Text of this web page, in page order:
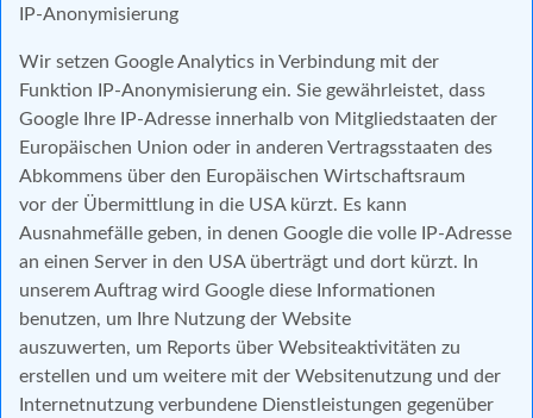
IP-Anonymisierung
Wir setzen Google Analytics in Verbindung mit der
Funktion IP-Anonymisierung ein. Sie gewährleistet, dass
Google Ihre IP-Adresse innerhalb von Mitgliedstaaten der
Europäischen Union oder in anderen Vertragsstaaten des
Abkommens über den Europäischen Wirtschaftsraum
vor der Übermittlung in die USA kürzt. Es kann
Ausnahmefälle geben, in denen Google die volle IP-Adresse
an einen Server in den USA überträgt und dort kürzt. In
unserem Auftrag wird Google diese Informationen
benutzen, um Ihre Nutzung der Website
auszuwerten, um Reports über Websiteaktivitäten zu
erstellen und um weitere mit der Websitenutzung und der
Internetnutzung verbundene Dienstleistungen gegenüber